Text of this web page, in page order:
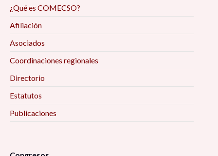
¿Qué es COMECSO?
Afiliación
Asociados
Coordinaciones regionales
Directorio
Estatutos
Publicaciones